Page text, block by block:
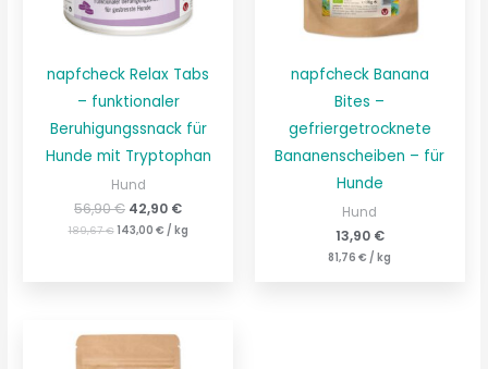
napfcheck Relax Tabs
– funktionaler
Beruhigungssnack für
Hunde mit Tryptophan
Hund
56,90€ 42,90 €
189,67€143,00 € / kg
napfcheck Banana
Bites –
gefriergetrocknete
Bananenscheiben – für
Hunde
Hund
13,90 €
81,76€ /kg